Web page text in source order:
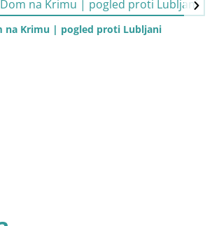
na Krimu | pogled proti Lubljani